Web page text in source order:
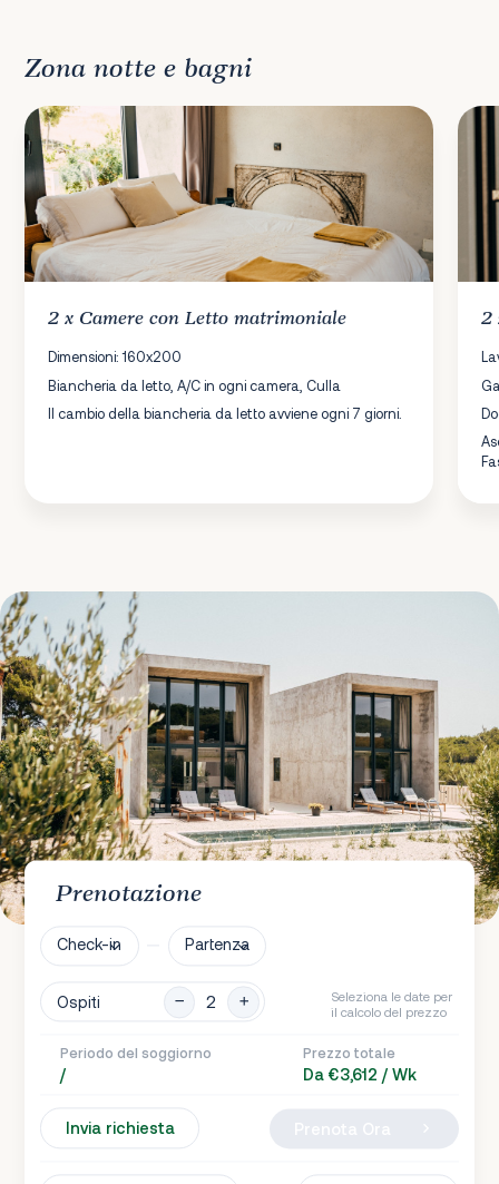
Zona notte e bagni
2 x Camere con Letto matrimoniale
Dimensioni: 160x200
Biancheria da letto, A/C in ogni camera, Culla
Il cambio della biancheria da letto avviene ogni 7 giorni.
2
Prenotazione
Check-in Partenza
Ospiti
Seleziona le date per
il calcolo del prezzo
Periodo del soggiorno
/
Prezzo totale
Da €3,612 / Wk
Invia richiesta